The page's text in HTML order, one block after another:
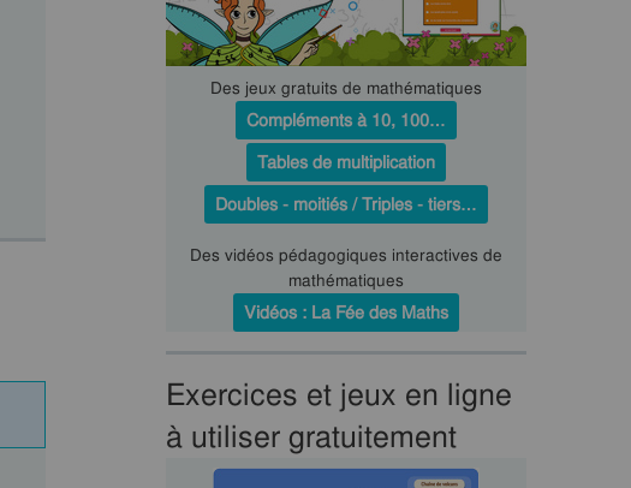
Des jeux gratuits de mathématiques
Compléments à 10, 100…
Tables de multiplication
Doubles - moitiés / Triples - tiers…
Des vidéos pédagogiques interactives de
mathématiques
Vidéos : La Fée des Maths
Exercices et jeux en ligne
à utiliser gratuitement